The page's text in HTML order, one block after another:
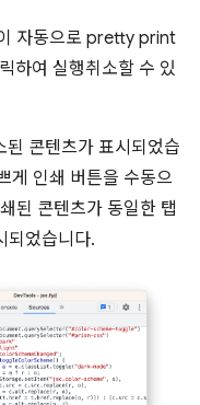
자동으로 pretty print
하여 실행취소할 수 있
콘텐츠가 표시되었습
게 인쇄 버튼을 수동으
된 콘텐츠가 동일한 탭
되었습니다.